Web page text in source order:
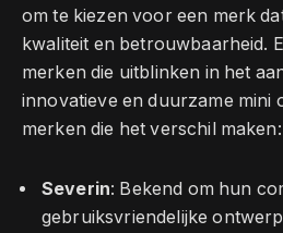
om te kiezen voor een merk
kwaliteit en betrouwbaarheid.
merken die uitblinken in het
innovatieve en duurzame mini
merken die het verschil maken:
Severin: Bekend om hun
gebruiksvriendelijke